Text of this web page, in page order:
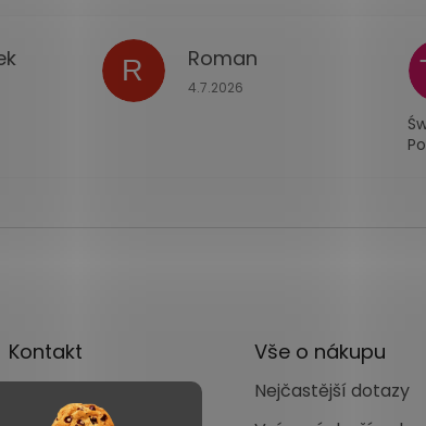
je 5 z 5 hvězdiček.
R Roman
Hodnocení obchodu je 5 z 5
4.7.2026
Kontakt Vše o nákupu
Nejčastější dotazy